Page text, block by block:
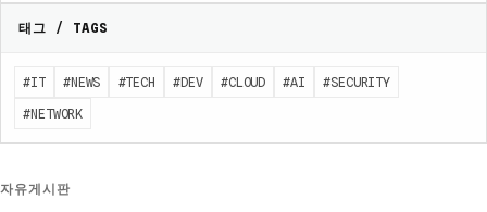
태그 / TAGS
#IT #NEWS #TECH #DEV #CLOUD #AI #SECURITY
#NETWORK
자유게시판